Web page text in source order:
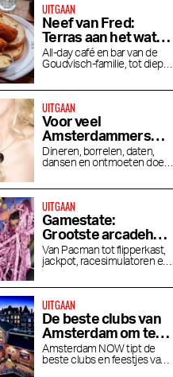
UITGAAN
Neef van Fred:
Terras aan het water
in de Baarsjes
All-day café en bar van de
Goudvisch-familie, tot diep in
UITGAAN
Voor veel
Amsterdammers
zijn hotelbars dé
plek om uit te gaan
Dineren, borrelen, daten,
dansen en ontmoeten doen
UITGAAN
Gamestate:
Grootste arcadehal
van Nederland
opent in Zuidoost
Van Pacman tot flipperkast,
jackpot, racesimulatoren en
UITGAAN
De beste clubs van
Amsterdam om te
clubben
Amsterdam NOW tipt de
beste clubs en feestjes van